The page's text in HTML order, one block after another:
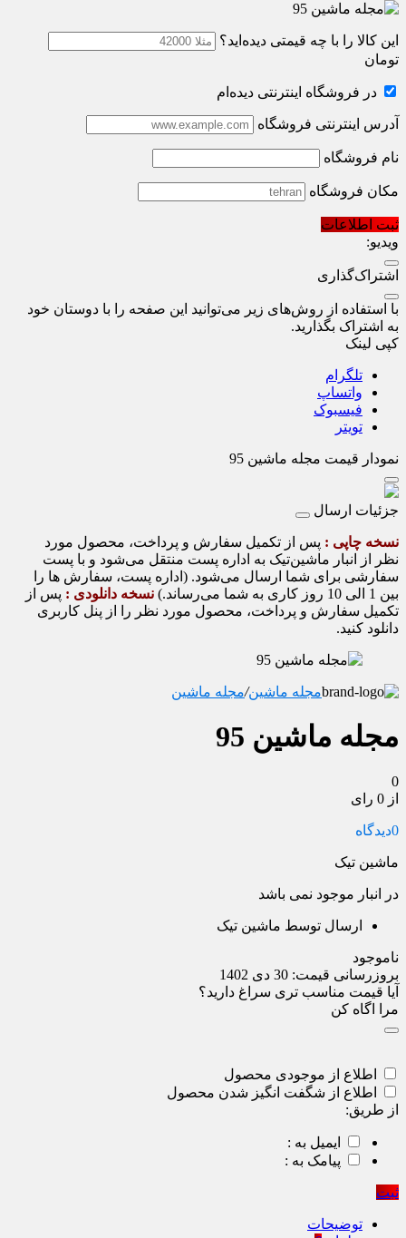
این کالا را با چه قیمتی دیده‌اید؟
تومان
در فروشگاه اینترنتی دیده‌ام
آدرس اینترنتی فروشگاه
نام فروشگاه
مکان فروشگاه
ثبت اطلاعات
ویدیو:
اشتراک‌گذاری
با استفاده از روش‌های زیر می‌توانید این صفحه را با دوستان خود
به اشتراک بگذارید.
کپی لینک
تلگرام
واتساپ
فیسبوک
تویتر
نمودار قیمت مجله ماشین 95
جزئیات ارسال
نسخه چاپی : پس از تکمیل سفارش و پرداخت، محصول مورد
نظر از انبار ماشین‌تیک به اداره پست منتقل می‌شود و با پست
سفارشی برای شما ارسال می‌شود. (اداره پست، سفارش ها را
بین 1 الی 10 روز کاری به شما می‌رساند.)
نسخه دانلودی : پس از
تکمیل سفارش و پرداخت، محصول مورد نظر را از پنل کاربری
دانلود کنید.
مجله ماشین/مجله ماشین
مجله ماشین 95
0
از 0 رای
0دیدگاه
ماشین تیک
در انبار موجود نمی باشد
ارسال توسط ماشین تیک
ناموجود
بروزرسانی قیمت: 30 دی 1402
آیا قیمت مناسب تری سراغ دارید؟
مرا اگاه کن
اطلاع از موجودی محصول
اطلاع از شگفت انگیز شدن محصول
از طریق:
ایمیل به :
پیامک به :
ثبت
توضیحات